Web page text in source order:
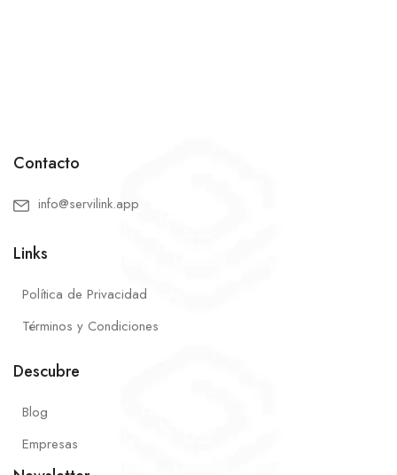
Contacto
info@servilink.app
Links
Política de Privacidad
Términos y Condiciones
Descubre
Blog
Empresas